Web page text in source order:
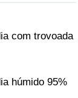
com trovoada
húmido 95%